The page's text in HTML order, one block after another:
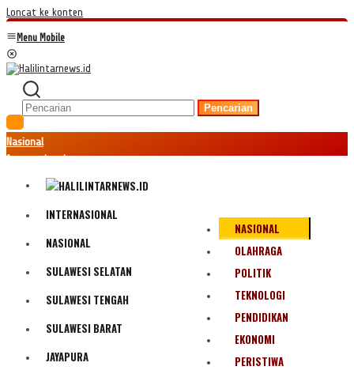
Loncat ke konten
Menu Mobile
Pencarian
Nasional
Internasional
Politik
Olahraga
Bencana Alam
INTERNASIONAL
NASIONAL
SULAWESI SELATAN
SULAWESI TENGAH
SULAWESI BARAT
JAYAPURA
NASIONAL
OLAHRAGA
POLITIK
TEKNOLOGI
PENDIDIKAN
EKONOMI
PERISTIWA